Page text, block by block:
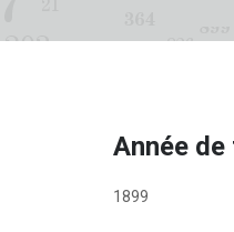
Année
1899